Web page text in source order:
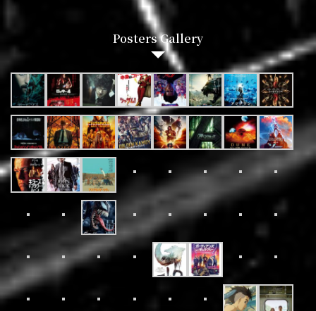
Posters Gallery